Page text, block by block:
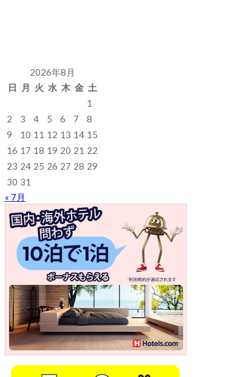
2026年8月
日
月 火 水 木 金 土
1
2
3 4 5 6 7
8
9
10 11 12 13 14 15
16 17 18 19 20 21 22
23 24 25 26 27 28 29
30 31
« 7月